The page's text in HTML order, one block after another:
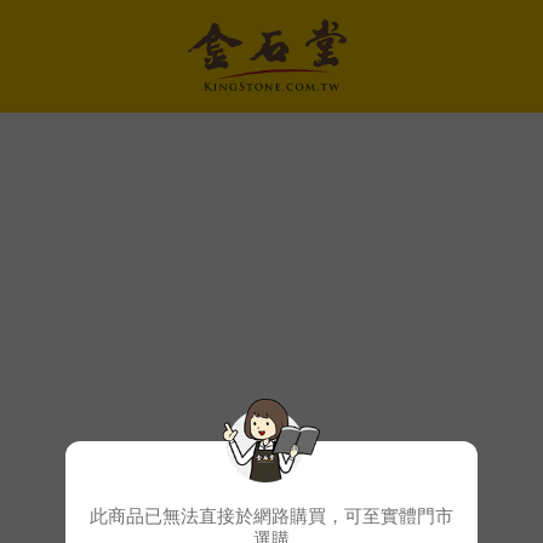
此商品已無法直接於網路購買，可至實體門市
選購